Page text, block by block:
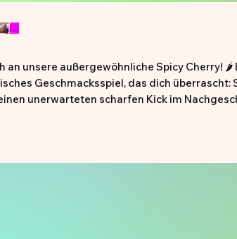
an unsere außergewöhnliche Spicy Cherry! 🌶️
Geschmacksspiel, das dich überrascht:
unerwarteten scharfen Kick im
Allergiker:innen: